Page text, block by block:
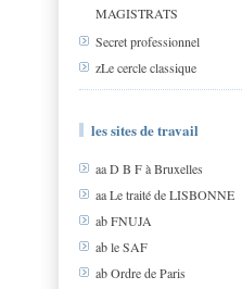
MAGISTRATS
Secret professionnel
zLe cercle classique
les sites de travail
aa D B F à Bruxelles
aa Le traité de LISBONNE
ab FNUJA
ab le SAF
ab Ordre de Paris